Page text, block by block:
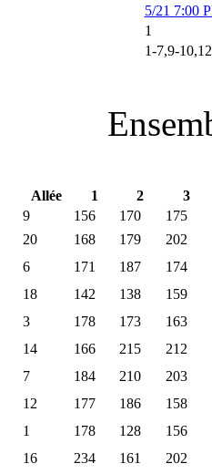
5/21 7:00
1
1-7,9-
Allée 1 2
3
9 156 170 175
20 168 179 202
6 171 187 174
18 142 138 159
3 178 173 163
14 166 215 212
7 184 210 203
12 177 186 158
1 178 128 156
16 234 161 202